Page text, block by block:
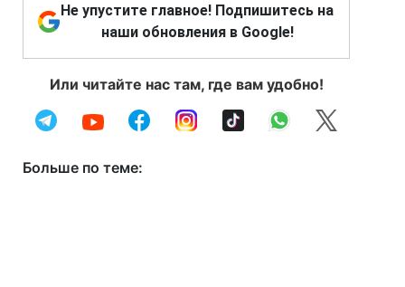
Не упустите главное! Подпишитесь на
наши обновления в Google!
Или читайте нас там, где вам удобно!
Больше по теме: